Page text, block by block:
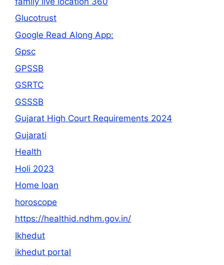
Glucotrust
Google Read Along App:
Gpsc
GPSSB
GSRTC
GSSSB
Gujarat High Court Requirements 2024
Gujarati
Health
Holi 2023
Home loan
horoscope
https://healthid.ndhm.gov.in/
Ikhedut
ikhedut portal